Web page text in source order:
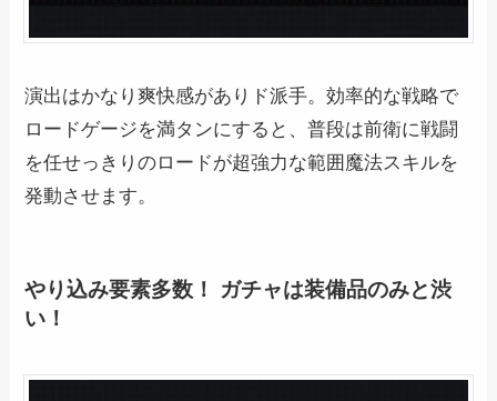
演出はかなり爽快感がありド派手。効率的な戦略で
ロードゲージを満タンにすると、普段は前衛に戦闘
を任せっきりのロードが超強力な範囲魔法スキルを
発動させます。
やり込み要素多数！ ガチャは装備品のみと渋
い！